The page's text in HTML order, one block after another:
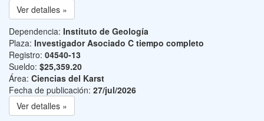
Ver detalles »
Dependencia: Instituto de Geología
Plaza: Investigador Asociado C tiempo completo
Registro: 04540-13
Sueldo: $25,359.20
Área: Ciencias del Karst
Fecha de publicación: 27/jul/2026
Ver detalles »